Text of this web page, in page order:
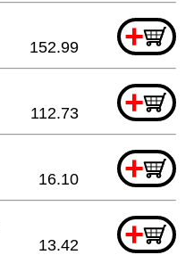
+
152.99
+
112.73
+
16.10
+
13.42